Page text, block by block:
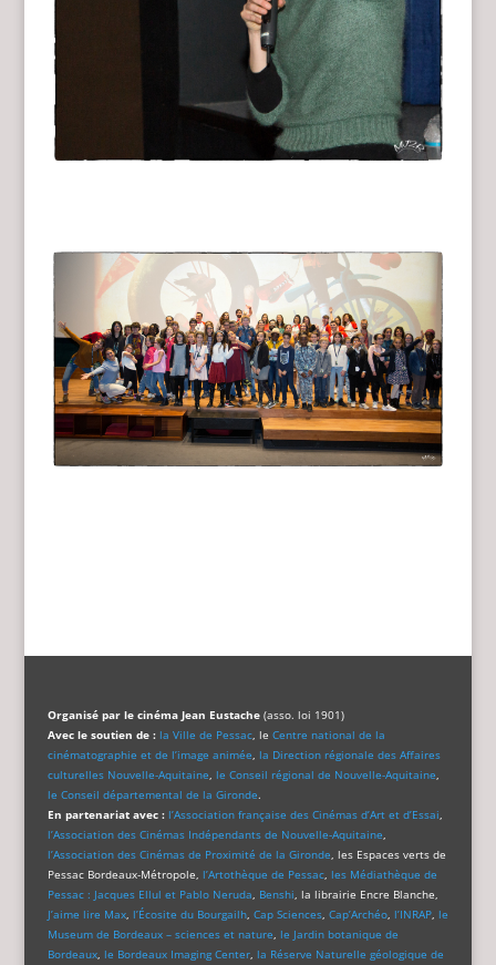
Organisé par le cinéma Jean Eustache(asso. loi 1901)
Avec le soutien de : la Ville de Pessac, le Centre national de la
cinématographie et de l’image animée la Direction régionale des Affaires
culturelles Nouvelle-Aquitaine le Conseil régional de Nouvelle-Aquitaine
le Conseil départemental de la Gironde.
En partenariat avec : l’Association française des Cinémas d’Art et d’Essai
l’Association des Cinémas Indépendants de Nouvelle-Aquitaine
l’Association des Cinémas de Proximité de la Gironde , les Espaces verts de
Pessac Bordeaux-Métropole, l’Artothèque de Pessac, les Médiathèque de
Pessac : Jacques Ellul et Pablo Neruda Benshi , la librairie Encre Blanche,
J’aime lire Max, l’Écosite du Bourgailh, Cap Sciences, Cap’Archéo, l’INRAP, le
Museum de Bordeaux – sciences et nature le Jardin botanique de
Bordeaux, le Bordeaux Imaging Center, la Réserve Naturelle géologique de